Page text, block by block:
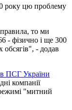
року цю проблему
то ми
- фізично і ще 300
обсягів", - додав
в ПСГ України
компанії
"митний